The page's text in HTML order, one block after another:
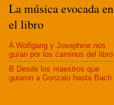
La música evocada en
el libro
A Wolfgang y Josephine nos
guían por los caminos del libro
B Desde los maestros que
guiaron a Gonzalo hasta Bach